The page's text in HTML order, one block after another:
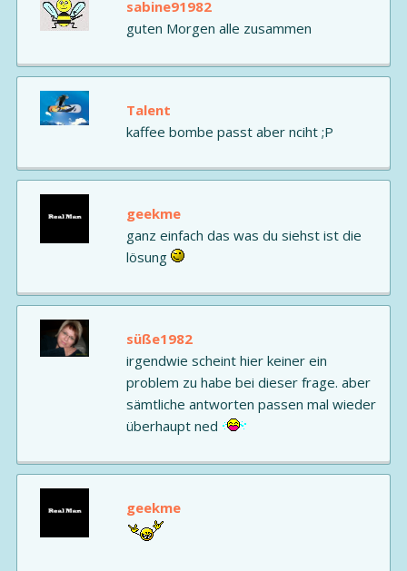
sabine91982
guten Morgen alle zusammen
Talent
kaffee bombe passt aber nciht ;P
geekme
ganz einfach das was du siehst ist die
lösung
süße1982
irgendwie scheint hier keiner ein
problem zu habe bei dieser frage. aber
sämtliche antworten passen mal wieder
überhaupt ned
geekme